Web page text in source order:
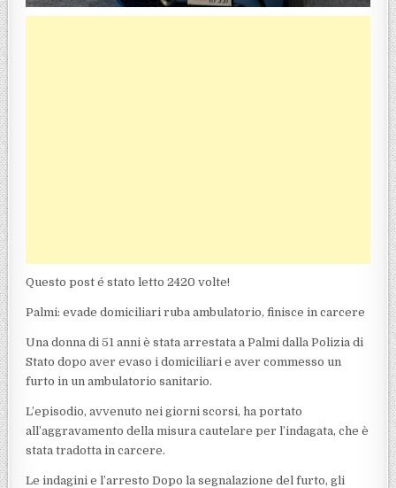
Questo post é stato letto 2420 volte!
Palmi: evade domiciliari ruba ambulatorio, finisce in carcere
Una donna di 51 anni è stata arrestata a Palmi dalla Polizia di
Stato dopo aver evaso i domiciliari e aver commesso un
furto in un ambulatorio sanitario.
L’episodio, avvenuto nei giorni scorsi, ha portato
all’aggravamento della misura cautelare per l’indagata, che è
stata tradotta in carcere.
Le indagini e l’arresto Dopo la segnalazione del furto, gli